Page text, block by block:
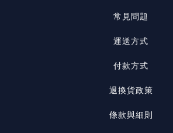
常見問題
運送方式
付款方式
退換貨政策
條款與細則